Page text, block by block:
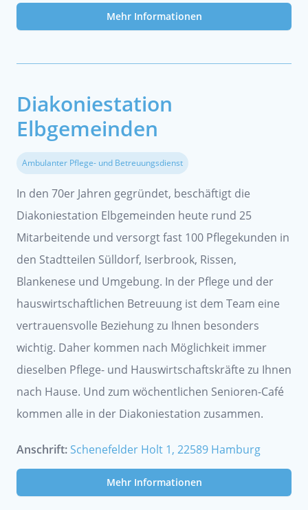
Mehr Informationen
Diakoniestation
Elbgemeinden
Ambulanter Pflege- und Betreuungsdienst
In den 70er Jahren gegründet, beschäftigt die
Diakoniestation Elbgemeinden heute rund 25
Mitarbeitende und versorgt fast 100 Pflegekunden in
den Stadtteilen Sülldorf, Iserbrook, Rissen,
Blankenese und Umgebung. In der Pflege und der
hauswirtschaftlichen Betreuung ist dem Team eine
vertrauensvolle Beziehung zu Ihnen besonders
wichtig. Daher kommen nach Möglichkeit immer
dieselben Pflege- und Hauswirtschaftskräfte zu Ihnen
nach Hause. Und zum wöchentlichen Senioren-Café
kommen alle in der Diakoniestation zusammen.
Anschrift: Schenefelder Holt 1, 22589 Hamburg
Mehr Informationen